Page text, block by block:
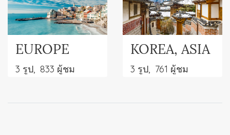
EUROPE
3 รูป, 833 ผู้ชม
KOREA, ASIA
3 รูป, 761 ผู้ชม